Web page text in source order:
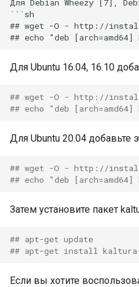
vod_fallback_upstream_location
конфигурации -
производительность
vod_metadata_cache
vod_mapping_cache
vod_live_mapping_cache
```sh
## wget -O - http://
Для Ubuntu 16.04, 16.10
## wget -O - http://
## echo "deb
Для Ubuntu 20.04 добавьте
## wget -O - http://
## echo "deb
Затем установите пакет
## apt-get update
## apt-get install
Если вы хотите